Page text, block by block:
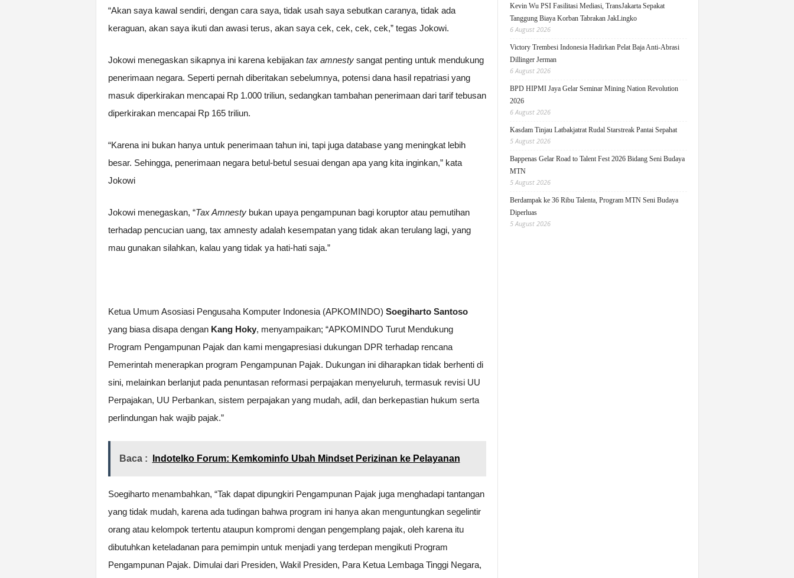
“Akan saya kawal sendiri, dengan cara saya, tidak usah saya sebutkan caranya, tidak ada
keraguan, akan saya ikuti dan awasi terus, akan saya cek, cek, cek, cek,” tegas Jokowi.
Jokowi menegaskan sikapnya ini karena kebijakan tax amnestysangat penting untuk mendukung
penerimaan negara. Seperti pernah diberitakan sebelumnya, potensi dana hasil repatriasi yang
masuk diperkirakan mencapai Rp 1.000 triliun, sedangkan tambahan penerimaan dari tarif tebusan
diperkirakan mencapai Rp 165 triliun.
“Karena ini bukan hanya untuk penerimaan tahun ini, tapi juga database yang meningkat lebih
besar. Sehingga, penerimaan negara betul-betul sesuai dengan apa yang kita inginkan,” kata
Jokowi
Jokowi menegaskan, “Tax Amnestybukan upaya pengampunan bagi koruptor atau pemutihan
terhadap pencucian uang, tax amnesty adalah kesempatan yang tidak akan terulang lagi, yang
mau gunakan silahkan, kalau yang tidak ya hati-hati saja.”
Ketua Umum Asosiasi Pengusaha Komputer Indonesia (APKOMINDO) Soegiharto Santoso
yang biasa disapa dengan Kang Hoky, menyampaikan; “APKOMINDO Turut Mendukung
Program Pengampunan Pajak dan kami mengapresiasi dukungan DPR terhadap rencana
Pemerintah menerapkan program Pengampunan Pajak. Dukungan ini diharapkan tidak berhenti di
sini, melainkan berlanjut pada penuntasan reformasi perpajakan menyeluruh, termasuk revisi UU
Perpajakan, UU Perbankan, sistem perpajakan yang mudah, adil, dan berkepastian hukum serta
perlindungan hak wajib pajak.”
Baca : Indotelko Forum: Kemkominfo Ubah Mindset Perizinan ke Pelayanan
Soegiharto menambahkan, “Tak dapat dipungkiri Pengampunan Pajak juga menghadapi tantangan
yang tidak mudah, karena ada tudingan bahwa program ini hanya akan menguntungkan segelintir
orang atau kelompok tertentu ataupun kompromi dengan pengemplang pajak, oleh karena itu
dibutuhkan keteladanan para pemimpin untuk menjadi yang terdepan mengikuti Program
Pengampunan Pajak. Dimulai dari Presiden, Wakil Presiden, Para Ketua Lembaga Tinggi Negara,
Kevin Wu PSI Fasilitasi Mediasi, TransJakarta Sepakat
Tanggung Biaya Korban Tabrakan JakLingko
6 August 2026
Victory Trembesi Indonesia Hadirkan Pelat Baja Anti-Abrasi
Dillinger Jerman
6 August 2026
BPD HIPMI Jaya Gelar Seminar Mining Nation Revolution
2026
6 August 2026
Kasdam Tinjau Latbakjatrat Rudal Starstreak Pantai Sepahat
5 August 2026
Bappenas Gelar Road to Talent Fest 2026 Bidang Seni Budaya
MTN
5 August 2026
Berdampak ke 36 Ribu Talenta, Program MTN Seni Budaya
Diperluas
5 August 2026